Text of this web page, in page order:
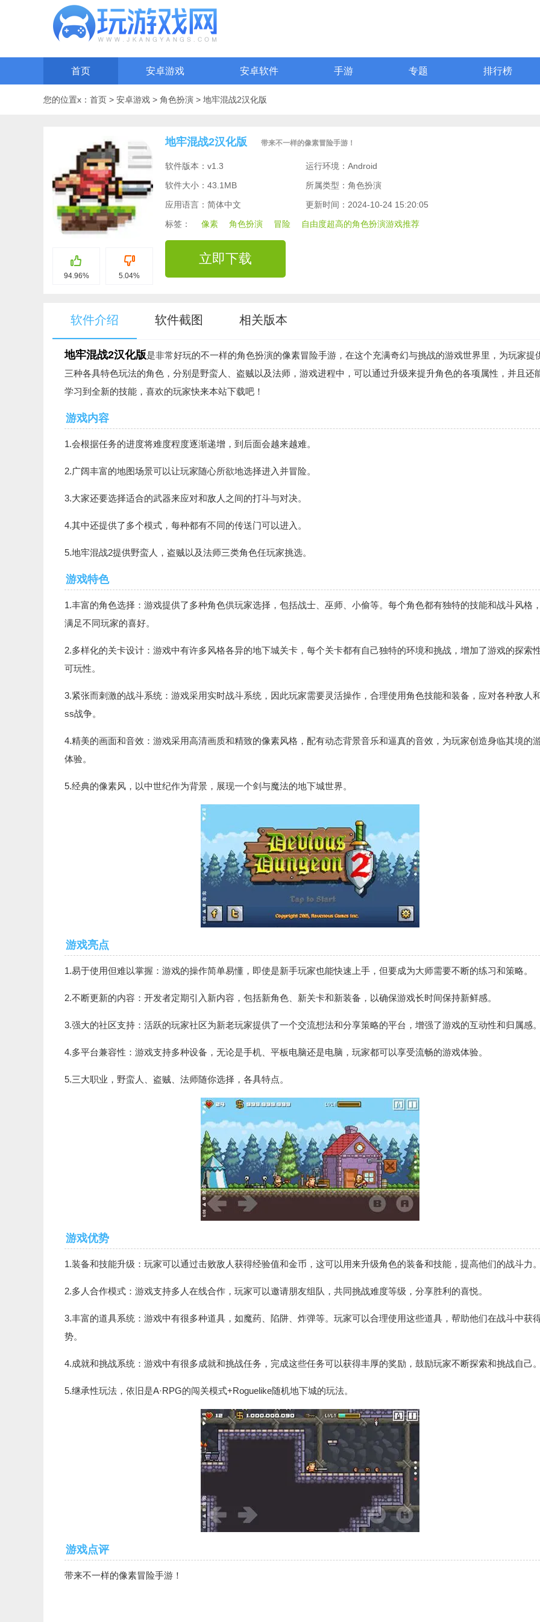
首页 安卓游戏 安卓软件 手游 专题 排行榜
您的位置x： 首页 > 安卓游戏 > 角色扮演 > 地牢混战2汉化版
94.96% 5.04%
地牢混战2汉化版 带来不一样的像素冒险手游！
软件版本：v1.3
运行环境：Android
软件大小：43.1MB
所属类型：角色扮演
应用语言：简体中文
更新时间：2024-10-24 15:20:05
标签：
像素 角色扮演 冒险 自由度超高的角色扮演游戏推荐
立即下载
软件介绍 软件截图 相关版本
地牢混战2汉化版是非常好玩的不一样的角色扮演的像素冒险手游，在这个充满奇幻与挑战的游戏世界里，为玩家提
三种各具特色玩法的角色，分别是野蛮人、盗贼以及法师，游戏进程中，可以通过升级来提升角色的各项属性，并且还
学习到全新的技能，喜欢的玩家快来本站下载吧！
游戏内容
1.会根据任务的进度将难度程度逐渐递增，到后面会越来越难。
2.广阔丰富的地图场景可以让玩家随心所欲地选择进入并冒险。
3.大家还要选择适合的武器来应对和敌人之间的打斗与对决。
4.其中还提供了多个模式，每种都有不同的传送门可以进入。
5.地牢混战2提供野蛮人，盗贼以及法师三类角色任玩家挑选。
游戏特色
1.丰富的角色选择：游戏提供了多种角色供玩家选择，包括战士、巫师、小偷等。每个角色都有独特的技能和战斗风格
满足不同玩家的喜好。
2.多样化的关卡设计：游戏中有许多风格各异的地下城关卡，每个关卡都有自己独特的环境和挑战，增加了游戏的探索
可玩性。
3.紧张而刺激的战斗系统：游戏采用实时战斗系统，因此玩家需要灵活操作，合理使用角色技能和装备，应对各种敌人
ss战争。
4.精美的画面和音效：游戏采用高清画质和精致的像素风格，配有动态背景音乐和逼真的音效，为玩家创造身临其境的
体验。
5.经典的像素风，以中世纪作为背景，展现一个剑与魔法的地下城世界。
游戏亮点
1.易于使用但难以掌握：游戏的操作简单易懂，即使是新手玩家也能快速上手，但要成为大师需要不断的练习和策略。
2.不断更新的内容：开发者定期引入新内容，包括新角色、新关卡和新装备，以确保游戏长时间保持新鲜感。
3.强大的社区支持：活跃的玩家社区为新老玩家提供了一个交流想法和分享策略的平台，增强了游戏的互动性和归属感
4.多平台兼容性：游戏支持多种设备，无论是手机、平板电脑还是电脑，玩家都可以享受流畅的游戏体验。
5.三大职业，野蛮人、盗贼、法师随你选择，各具特点。
游戏优势
1.装备和技能升级：玩家可以通过击败敌人获得经验值和金币，这可以用来升级角色的装备和技能，提高他们的战斗力
2.多人合作模式：游戏支持多人在线合作，玩家可以邀请朋友组队，共同挑战难度等级，分享胜利的喜悦。
3.丰富的道具系统：游戏中有很多种道具，如魔药、陷阱、炸弹等。玩家可以合理使用这些道具，帮助他们在战斗中获
势。
4.成就和挑战系统：游戏中有很多成就和挑战任务，完成这些任务可以获得丰厚的奖励，鼓励玩家不断探索和挑战自己
5.继承性玩法，依旧是A·RPG的闯关模式+Roguelike随机地下城的玩法。
游戏点评
带来不一样的像素冒险手游！